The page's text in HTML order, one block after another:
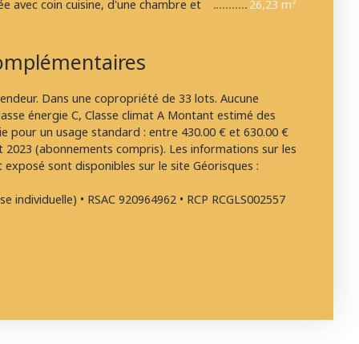
avec coin cuisine, d'une chambre et 26,23 m²
Dans une copropriété de 33 lots. Aucune
énergie C, Classe climat A Montant estimé des
pour un usage standard : entre 430.00 € et 630.00 €
2023 (abonnements compris). Les informations sur les
sont disponibles sur le site Géorisques :
• RSAC 920964962 • RCP RCGLS002557